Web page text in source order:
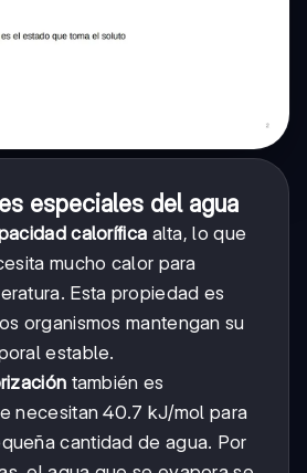
especiales del agua
calorífica alta, lo que
mucho calor para
Esta propiedad es
organismos mantengan su
estable.
también es
necesitan 40.7 kJ/mol para
cantidad de agua. Por